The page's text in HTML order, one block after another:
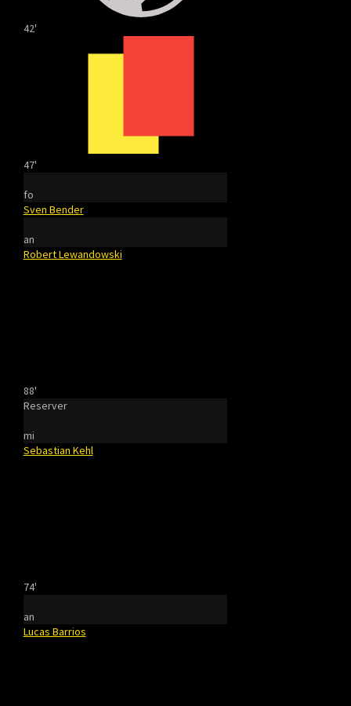
42'
47'
fo
Sven Bender
an
Robert Lewandowski
88'
Reserver
mi
Sebastian Kehl
74'
an
Lucas Barrios